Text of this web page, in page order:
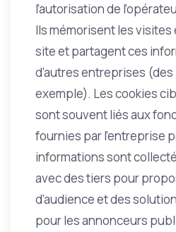
l’autorisation de
Ils mémorisent les
site et partagent ces
d’autres entreprises
exemple). Les cookies
sont souvent liés aux
fournies par l’entreprise
informations sont
avec des tiers pour
d’audience et des
pour les annonceurs